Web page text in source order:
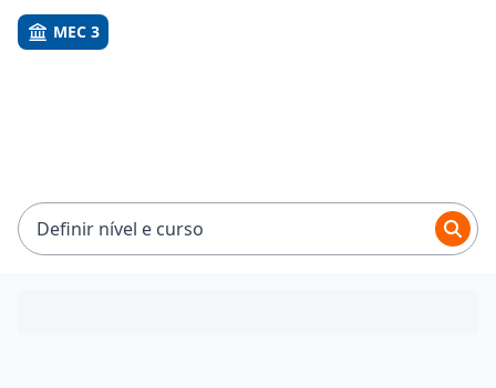
MEC 3
Definir nível e curso